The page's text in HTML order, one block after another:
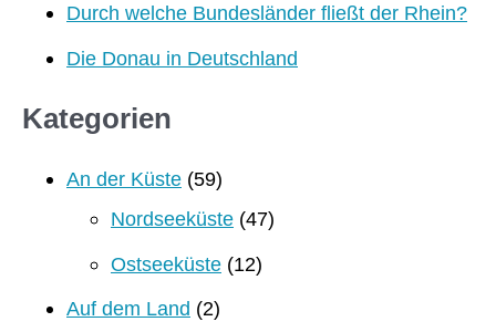
Durch welche Bundesländer fließt der Rhein?
Die Donau in Deutschland
Kategorien
An der Küste (59)
Nordseeküste (47)
Ostseeküste (12)
Auf dem Land (2)